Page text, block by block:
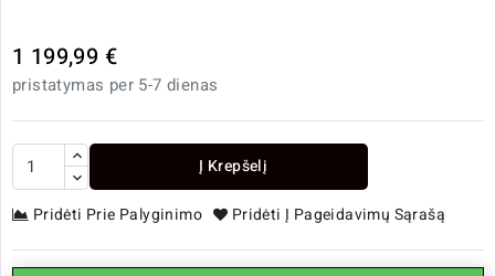
1 199,99 €
pristatymas per 5-7 dienas
Į Krepšelį
Pridėti Prie Palyginimo Pridėti Į Pageidavimų Sąrašą